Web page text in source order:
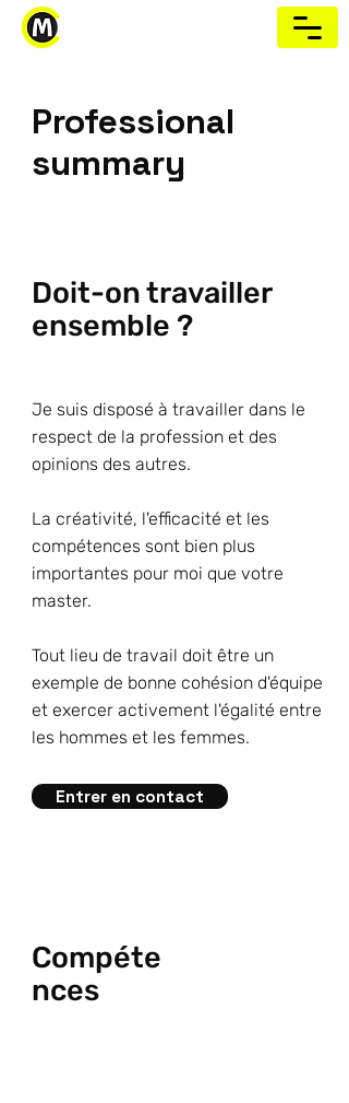
Professional
summary
Doit-on travailler
ensemble ?
Je suis disposé à travailler dans le
respect de la profession et des
opinions des autres.
La créativité, l'efficacité et les
compétences sont bien plus
importantes pour moi que votre
master.
Tout lieu de travail doit être un
exemple de bonne cohésion d'équipe
et exercer activement l'égalité entre
les hommes et les femmes.
Entrer en contact
Compéte
nces